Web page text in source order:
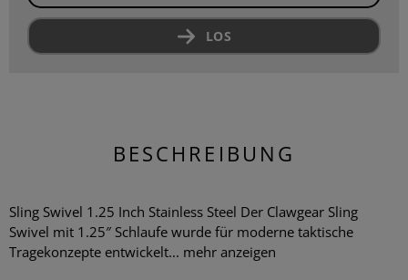
LOS
BESCHREIBUNG
Sling Swivel 1.25 Inch Stainless Steel Der Clawgear Sling
Swivel mit 1.25″ Schlaufe wurde für moderne taktische
Tragekonzepte entwickelt... mehr anzeigen